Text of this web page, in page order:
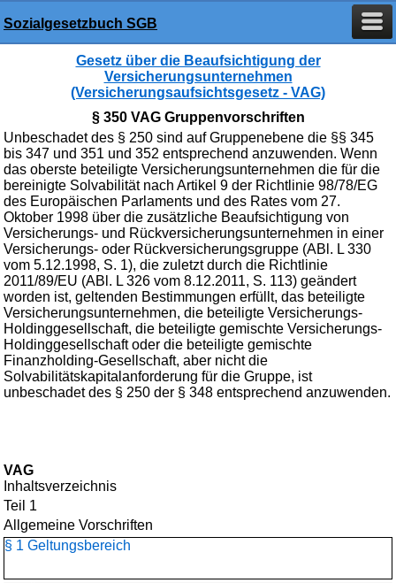
Sozialgesetzbuch SGB
Gesetz über die Beaufsichtigung der
Versicherungsunternehmen
(Versicherungsaufsichtsgesetz - VAG)
§ 350 VAG Gruppenvorschriften
Unbeschadet des § 250 sind auf Gruppenebene die §§ 345
bis 347 und 351 und 352 entsprechend anzuwenden. Wenn
das oberste beteiligte Versicherungsunternehmen die für die
bereinigte Solvabilität nach Artikel 9 der Richtlinie 98/78/EG
des Europäischen Parlaments und des Rates vom 27.
Oktober 1998 über die zusätzliche Beaufsichtigung von
Versicherungs- und Rückversicherungsunternehmen in einer
Versicherungs- oder Rückversicherungsgruppe (ABl. L 330
vom 5.12.1998, S. 1), die zuletzt durch die Richtlinie
2011/89/EU (ABl. L 326 vom 8.12.2011, S. 113) geändert
worden ist, geltenden Bestimmungen erfüllt, das beteiligte
Versicherungsunternehmen, die beteiligte Versicherungs-
Holdinggesellschaft, die beteiligte gemischte Versicherungs-
Holdinggesellschaft oder die beteiligte gemischte
Finanzholding-Gesellschaft, aber nicht die
Solvabilitätskapitalanforderung für die Gruppe, ist
unbeschadet des § 250 der § 348 entsprechend anzuwenden.
VAG
Inhaltsverzeichnis
Teil 1
Allgemeine Vorschriften
§ 1 Geltungsbereich